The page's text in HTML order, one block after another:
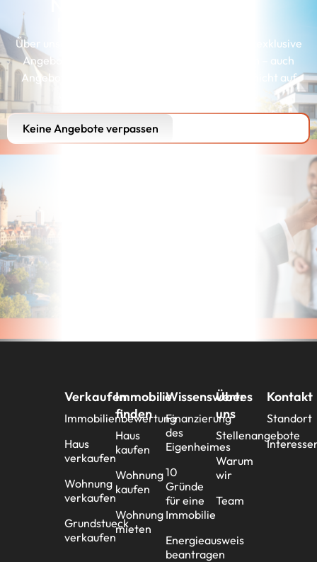
Über unserer Interessenkartei erhalten Kunden exklusive
Angebote, die genau zu ihren Wünschen passen – auch
Angebote, die wir aus Gründen der Diskretion nicht auf
Keine Angebote verpassen
Verkaufen
Immobilienbewertung
Haus
verkaufen
Wohnung
verkaufen
Grundstueck
verkaufen
Immobilie
finden
Haus
kaufen
Wohnung
kaufen
Wohnung
mieten
Wissenswertes
Finanzierung
des
Eigenheimes
10
Gründe
für eine
Immobilie
Energieausweis
beantragen
Über
uns
Stellenangebote
Warum
wir
Team
Kontakt
Standort